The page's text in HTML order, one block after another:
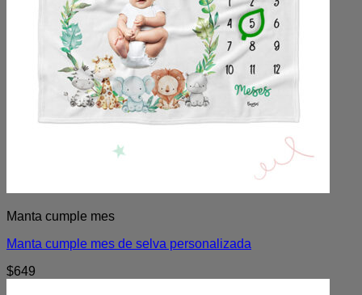
Manta cumple mes
Manta cumple mes de selva personalizada
$649